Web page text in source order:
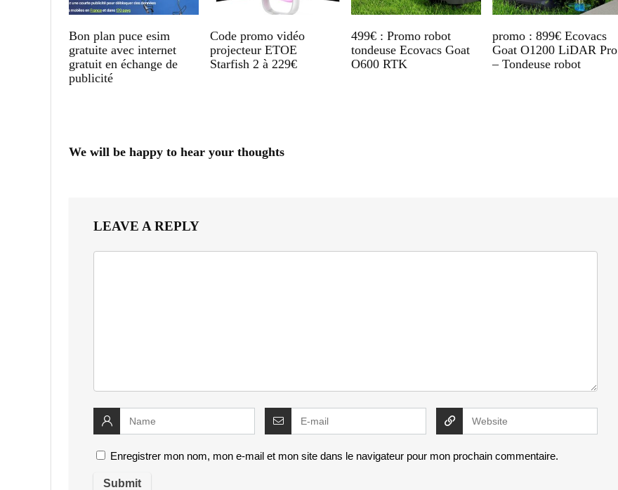
Bon plan puce esim
gratuite avec internet
gratuit en échange de
publicité
Code promo vidéo
projecteur ETOE
Starfish 2 à 229€
499€ : Promo robot
tondeuse Ecovacs Goat
O600 RTK
promo : 899€ Ecovacs
Goat O1200 LiDAR Pro
– Tondeuse robot
We will be happy to hear your thoughts
LEAVE A REPLY
Enregistrer mon nom, mon e-mail et mon site dans le navigateur pour mon prochain commentaire.